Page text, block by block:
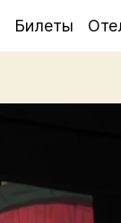
Билеты